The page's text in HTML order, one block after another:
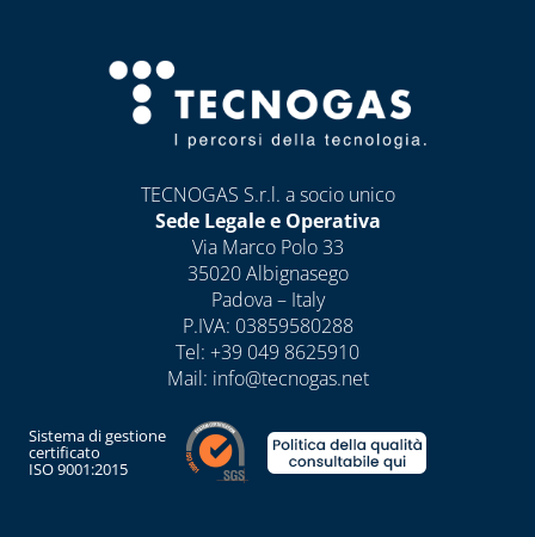
TECNOGAS S.r.l. a socio unico
Sede Legale e Operativa
Via Marco Polo 33
35020 Albignasego
Padova – Italy
P.IVA: 03859580288
Tel: +39 049 8625910
Mail: info@tecnogas.net
Sistema di gestione
certificato
ISO 9001:2015